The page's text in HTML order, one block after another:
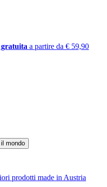
a partire da € 59,90
prodotti made in Austria